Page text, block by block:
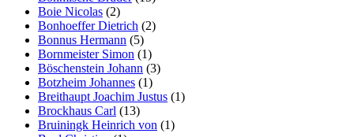
Boie Nicolas (2)
Bonhoeffer Dietrich (2)
Bonnus Hermann (5)
Bornmeister Simon (1)
Böschenstein Johann (3)
Botzheim Johannes (1)
Breithaupt Joachim Justus (1)
Brockhaus Carl (13)
Bruiningk Heinrich von (1)